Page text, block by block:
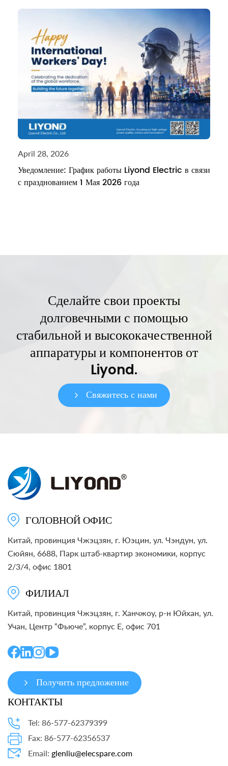
April 28, 2026
Уведомление: График работы Liyond Electric в связи
с празднованием 1 Мая 2026 года
Сделайте свои проекты
долговечными с помощью
стабильной и высококачественной
аппаратуры и компонентов от
Liyond.
Свяжитесь с нами
ГОЛОВНОЙ ОФИС
Китай, провинция Чжэцзян, г. Юэцин, ул. Чэндун, ул.
Сюйян, 6688, Парк штаб-квартир экономики, корпус
2/3/4, офис 1801
ФИЛИАЛ
Китай, провинция Чжэцзян, г. Ханчжоу, р-н Юйхан, ул.
Учан, Центр “Фьюче”, корпус E, офис 701
Получить предложение
КОНТАКТЫ
Tel: 86-577-62379399
Fax: 86-577-62356537
Email: glenliu@elecspare.com